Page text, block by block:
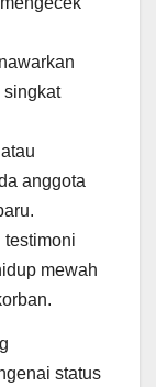
singkat
anggota
testimoni
mewah
status